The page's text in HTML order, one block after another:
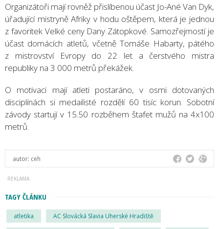
Organizátoři mají rovněž přislíbenou účast Jo-Ané Van Dyk,
úřadující mistryně Afriky v hodu oštěpem, která je jednou
z favoritek Velké ceny Dany Zátopkové. Samozřejmostí je
účast domácích atletů, včetně Tomáše Habarty, pátého
z mistrovství Evropy do 22 let a čerstvého mistra
republiky na 3 000 metrů překážek.
O motivaci mají atleti postaráno, v osmi dotovaných
disciplínách si medailisté rozdělí 60 tisíc korun. Sobotní
závody startují v 15.50 rozběhem štafet mužů na 4x100
metrů.
autor: ceh
TAGY ČLÁNKU
atletika AC Slovácká Slavia Uherské Hradiště